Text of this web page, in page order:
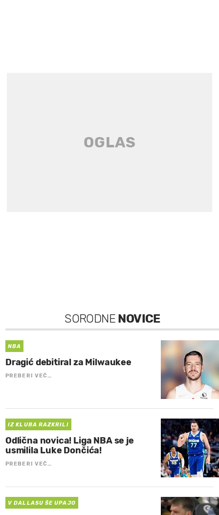
SORODNE NOVICE
NBA
Dragić debitiral za Milwaukee
PREBERI VEČ…
IZ KLUBA RAZKRILI
Odlična novica! Liga NBA se je
usmilila Luke Dončića!
PREBERI VEČ…
V DALLASU ŠE UPAJO